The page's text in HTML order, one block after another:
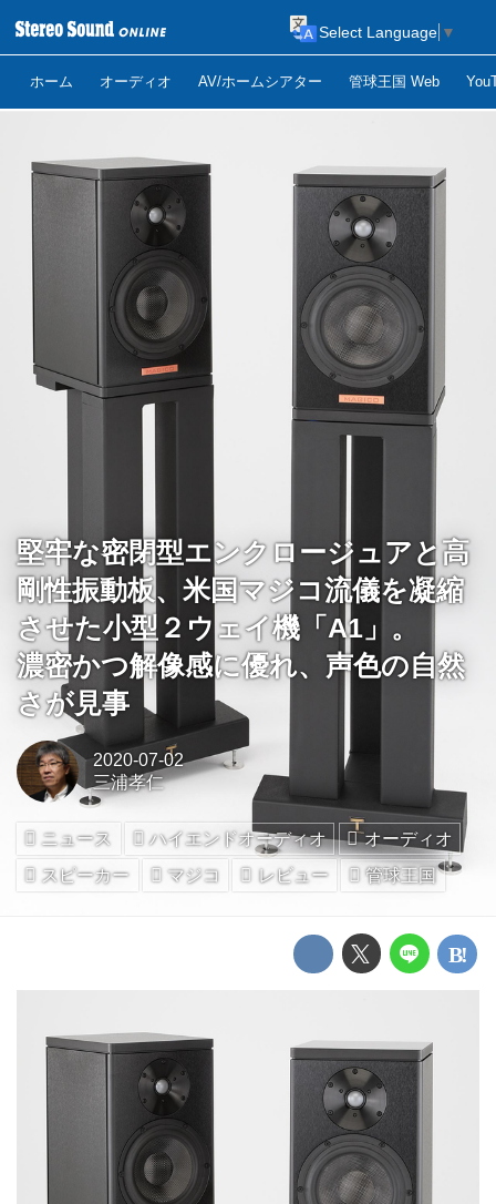
ホーム オーディオ AV/ホームシアター 管球王国 Web
Select Language ▼
堅牢な密閉型エンクロージュアと高
剛性振動板、米国マジコ流儀を凝縮
させた小型２ウェイ機「A1」。
濃密かつ解像感に優れ、声色の自然
さが見事
2020-07-02
三浦孝仁
ニュース ハイエンドオーディオ
オーディオ
スピーカー
マジコ レビュー 管球王国